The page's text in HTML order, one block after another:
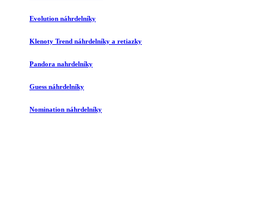
Evolution náhrdelníky
Klenoty Trend náhrdelníky a retiazky
Pandora nahrdelníky
Guess náhrdelníky
Nomination náhrdelníky